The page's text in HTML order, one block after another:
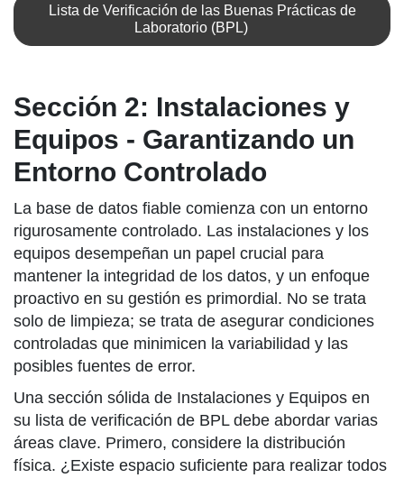
Lista de Verificación de las Buenas Prácticas de
Laboratorio (BPL)
Sección 2: Instalaciones y
Equipos - Garantizando un
Entorno Controlado
La base de datos fiable comienza con un entorno
rigurosamente controlado. Las instalaciones y los
equipos desempeñan un papel crucial para
mantener la integridad de los datos, y un enfoque
proactivo en su gestión es primordial. No se trata
solo de limpieza; se trata de asegurar condiciones
controladas que minimicen la variabilidad y las
posibles fuentes de error.
Una sección sólida de Instalaciones y Equipos en
su lista de verificación de BPL debe abordar varias
áreas clave. Primero, considere la distribución
física. ¿Existe espacio suficiente para realizar todos